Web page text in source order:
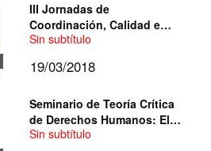
III Jornadas de
Coordinación, Calidad e
Innovación de la Facultad
Sin subtítulo
19/03/2018
Seminario de Teoría Crítica
de Derechos Humanos: El
Mundo del Trabajo, la
Sin subtítulo